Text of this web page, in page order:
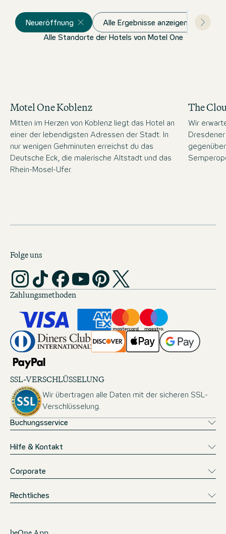
Neueröffnung Alle Ergebnisse anzeigen
Alle Standorte der Hotels von Motel One
Motel One Koblenz
Mitten im Herzen von Koblenz liegt das Hotel an
einer der lebendigsten Adressen der Stadt. In
nur wenigen Gehminuten erreichst du das
Deutsche Eck, die malerische Altstadt und das
Rhein-Mosel-Ufer.
The
Wir
Folge uns
Zahlungsmethoden
SSL-VERSCHLÜSSELUNG
Wir übertragen alle Daten mit der sicheren SSL-
Verschlüsselung.
Buchungsservice
Hilfe & Kontakt
Corporate
Rechtliches